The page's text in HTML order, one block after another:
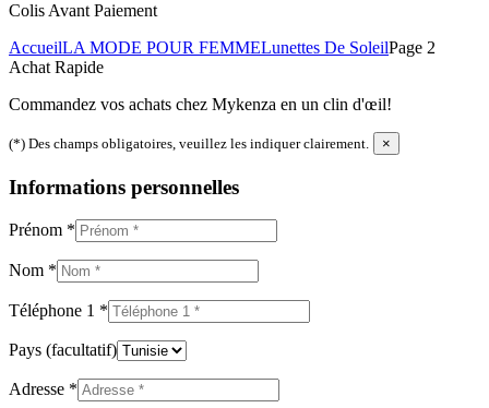
Colis Avant Paiement
AccueilLA MODE POUR FEMMELunettes De SoleilPage 2
Achat Rapide
Commandez vos achats chez Mykenza en un clin d'œil!
(*) Des champs obligatoires, veuillez les indiquer clairement. ×
Informations personnelles
Prénom *
Nom *
Téléphone 1 *
Pays (facultatif)
Adresse *